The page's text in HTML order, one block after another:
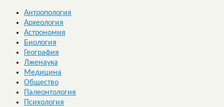
Антропология
Археология
Астрономия
Биология
География
Лженаука
Медицина
Общество
Палеонтология
Психология